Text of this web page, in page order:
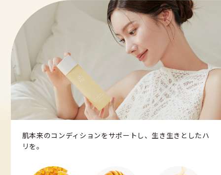
肌本来のコンディションをサポートし、生き生きとしたハ
リを。